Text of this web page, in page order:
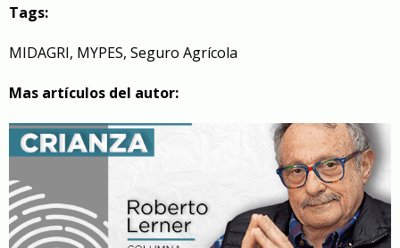
Tags:
MIDAGRI, MYPES, Seguro Agrícola
Mas artículos del autor: